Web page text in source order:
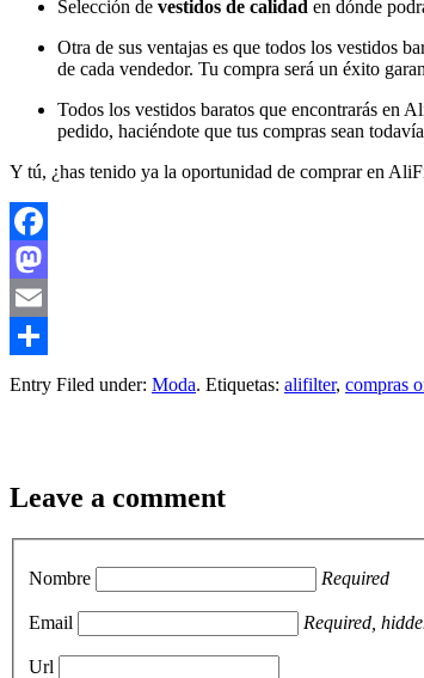
Selección de vestidos de calidad en dónde
Otra de sus ventajas es que todos los vestidos
de cada vendedor. Tu compra será un éxito
Todos los vestidos baratos que encontrarás en
pedido, haciéndote que tus compras sean
Y tú, ¿has tenido ya la oportunidad de comprar en
Facebook
Mastodon
Email
Compartir
Entry Filed under: Moda. Etiquetas: alifilter, compras
Leave a comment
Nombre Required
Email Required,
Url